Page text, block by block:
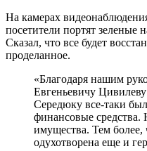
На камерах
посетители портят зеленые
Сказал, что все будет
проделанное.
«Благодаря нашим
Евгеньевичу
Середюку все-таки
финансовые средства.
имущества. Тем более,
одухотворена еще и